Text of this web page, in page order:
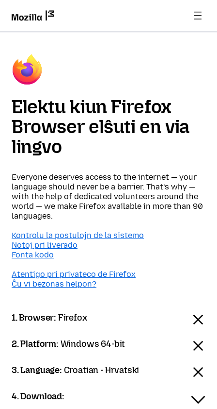
Elektu kiun Firefox
Browser elŝuti en via
lingvo
Everyone deserves access to the internet — your
language should never be a barrier. That’s why —
with the help of dedicated volunteers around the
world — we make Firefox available in more than 90
languages.
Kontrolu la postulojn de la sistemo
Notoj pri liverado
Fonta kodo
Atentigo pri privateco de Firefox
Ĉu vi bezonas helpon?
1. Browser: Firefox
2. Platform: Windows 64-bit
3. Language: Croatian - Hrvatski
4. Download: